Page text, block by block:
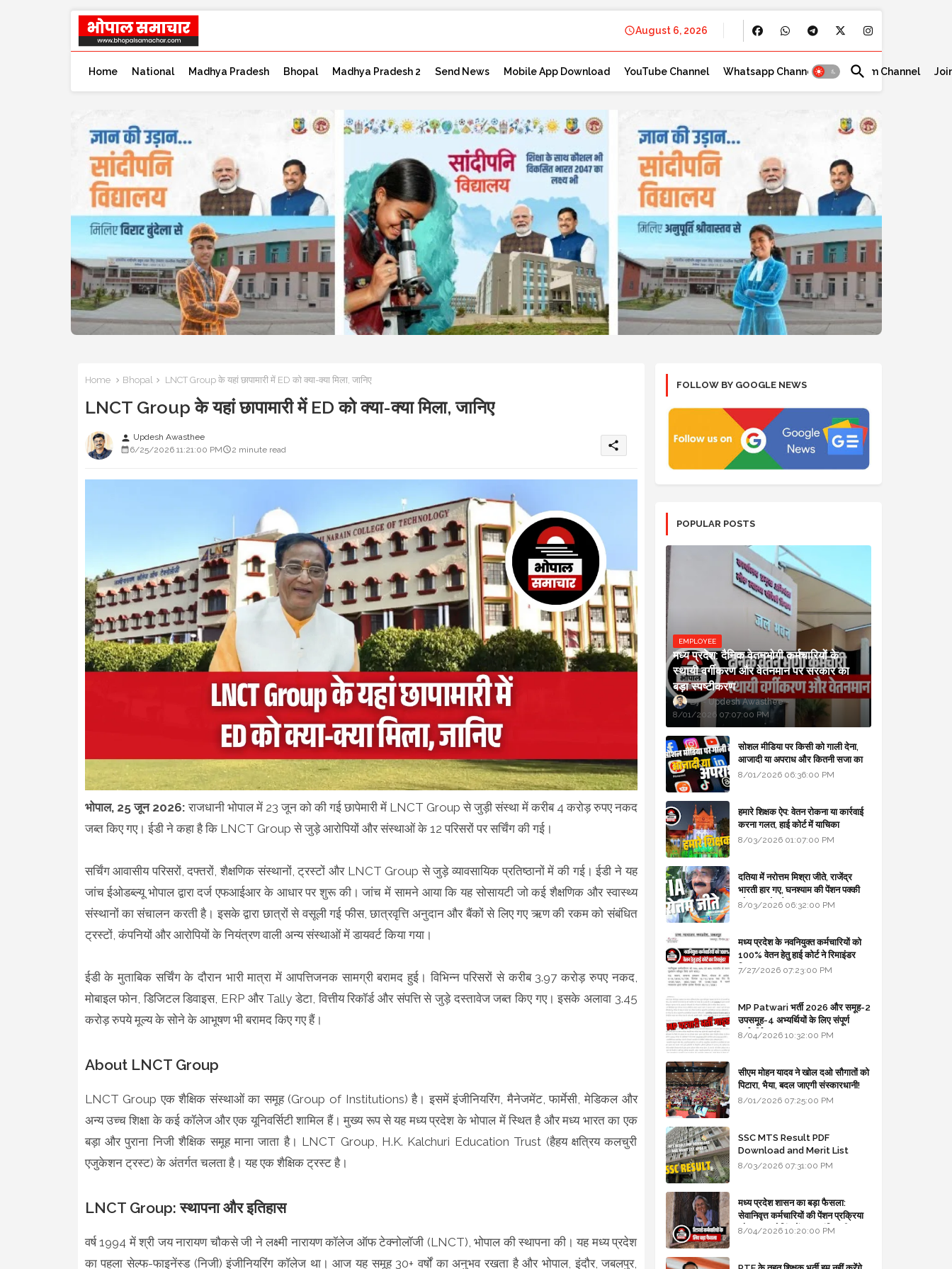
August 6, 2026
Home National Madhya Pradesh Bhopal Madhya Pradesh 2 Send News Mobile App Download YouTube Channel Whatsapp Channel Telegram Channel
Home Bhopal LNCT Group के यहां छापामारी में ED को क्या-क्या मिला, जानिए
LNCT Group के यहां छापामारी में ED को क्या-क्या मिला, जानिए
person Updesh Awasthee
6/25/2026 11:21:00 PM
2 minute read share
भोपाल, 25 जून 2026: राजधानी भोपाल में 23 जून को की गई छापेमारी में LNCT Group से जुड़ी संस्था में करीब 4 करोड़ रुपए नकद
जब्त किए गए। ईडी ने कहा है कि LNCT Group से जुड़े आरोपियों और संस्थाओं के 12 परिसरों पर सर्चिंग की गई।
सर्चिंग आवासीय परिसरों, दफ्तरों, शैक्षणिक संस्थानों, ट्रस्टों और LNCT Group से जुड़े व्यावसायिक प्रतिष्ठानों में की गई। ईडी ने यह
जांच ईओडब्ल्यू भोपाल द्वारा दर्ज एफआईआर के आधार पर शुरू की। जांच में सामने आया कि यह सोसायटी जो कई शैक्षणिक और स्वास्थ्य
संस्थानों का संचालन करती है। इसके द्वारा छात्रों से वसूली गई फीस, छात्रवृत्ति अनुदान और बैंकों से लिए गए ऋण की रकम को संबंधित
ट्रस्टों, कंपनियों और आरोपियों के नियंत्रण वाली अन्य संस्थाओं में डायवर्ट किया गया।
ईडी के मुताबिक सर्चिंग के दौरान भारी मात्रा में आपत्तिजनक सामग्री बरामद हुई। विभिन्न परिसरों से करीब 3.97 करोड़ रुपए नकद,
मोबाइल फोन, डिजिटल डिवाइस, ERP और Tally डेटा, वित्तीय रिकॉर्ड और संपत्ति से जुड़े दस्तावेज जब्त किए गए। इसके अलावा 3.45
करोड़ रुपये मूल्य के सोने के आभूषण भी बरामद किए गए हैं।
About LNCT Group
LNCT Group एक शैक्षिक संस्थाओं का समूह (Group of Institutions) है। इसमें इंजीनियरिंग, मैनेजमेंट, फार्मेसी, मेडिकल और
अन्य उच्च शिक्षा के कई कॉलेज और एक यूनिवर्सिटी शामिल हैं। मुख्य रूप से यह मध्य प्रदेश के भोपाल में स्थित है और मध्य भारत का एक
बड़ा और पुराना निजी शैक्षिक समूह माना जाता है। LNCT Group, H.K. Kalchuri Education Trust (हैहय क्षत्रिय कलचुरी
एजुकेशन ट्रस्ट) के अंतर्गत चलता है। यह एक शैक्षिक ट्रस्ट है।
LNCT Group: स्थापना और इतिहास
वर्ष 1994 में श्री जय नारायण चौकसे जी ने लक्ष्मी नारायण कॉलेज ऑफ टेक्नोलॉजी (LNCT), भोपाल की स्थापना की। यह मध्य प्रदेश
का पहला सेल्फ-फाइनेंस्ड (निजी) इंजीनियरिंग कॉलेज था। आज यह समूह 30+ वर्षों का अनुभव रखता है और भोपाल, इंदौर, जबलपुर,
FOLLOW BY GOOGLE NEWS
POPULAR POSTS
EMPLOYEE
मध्य प्रदेश: दैनिक वेतनभोगी कर्मचारियों के
स्थायी वर्गीकरण और वेतनमान पर सरकार का
बड़ा स्पष्टीकरण
Updesh Awasthee
8/01/2026 07:07:00 PM
सोशल मीडिया पर किसी को गाली देना,
आजादी या अपराध और कितनी सजा का
प्रावधान - free legal advice
8/01/2026 06:36:00 PM
हमारे शिक्षक ऐप: वेतन रोकना या कार्रवाई
करना गलत, हाई कोर्ट में याचिका
8/03/2026 01:07:00 PM
दतिया में नरोत्तम मिश्रा जीते, राजेंद्र
भारती हार गए, घनश्याम की पेंशन पक्की
और आशुतोष बैक टू...
8/03/2026 06:32:00 PM
मध्य प्रदेश के नवनियुक्त कर्मचारियों को
100% वेतन हेतु हाई कोर्ट ने रिमाइंडर
लिखा
7/27/2026 07:23:00 PM
MP Patwari भर्ती 2026 और समूह-2
उपसमूह-4 अभ्यर्थियों के लिए संपूर्ण
मार्गदर्शिका
8/04/2026 10:32:00 PM
सीएम मोहन यादव ने खोल दओ सौगातों को
पिटारा, भैया, बदल जाएगी संस्कारधानी!
8/01/2026 07:25:00 PM
SSC MTS Result PDF
Download and Merit List
Update
8/03/2026 07:31:00 PM
मध्य प्रदेश शासन का बड़ा फैसला:
सेवानिवृत्त कर्मचारियों की पेंशन प्रक्रिया
और बजट कोडिंग में हुए क्रांतिकारी
8/04/2026 10:20:00 PM